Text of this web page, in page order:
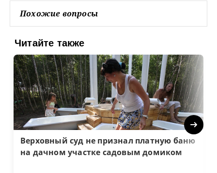
Похожие вопросы
Читайте также
Верховный суд не признал платную баню
на дачном участке садовым домиком
Next